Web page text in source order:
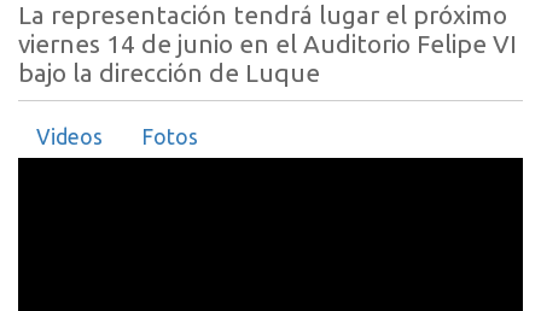
La representación tendrá lugar el próximo
viernes 14 de junio en el Auditorio Felipe VI
bajo la dirección de Luque
Videos Fotos